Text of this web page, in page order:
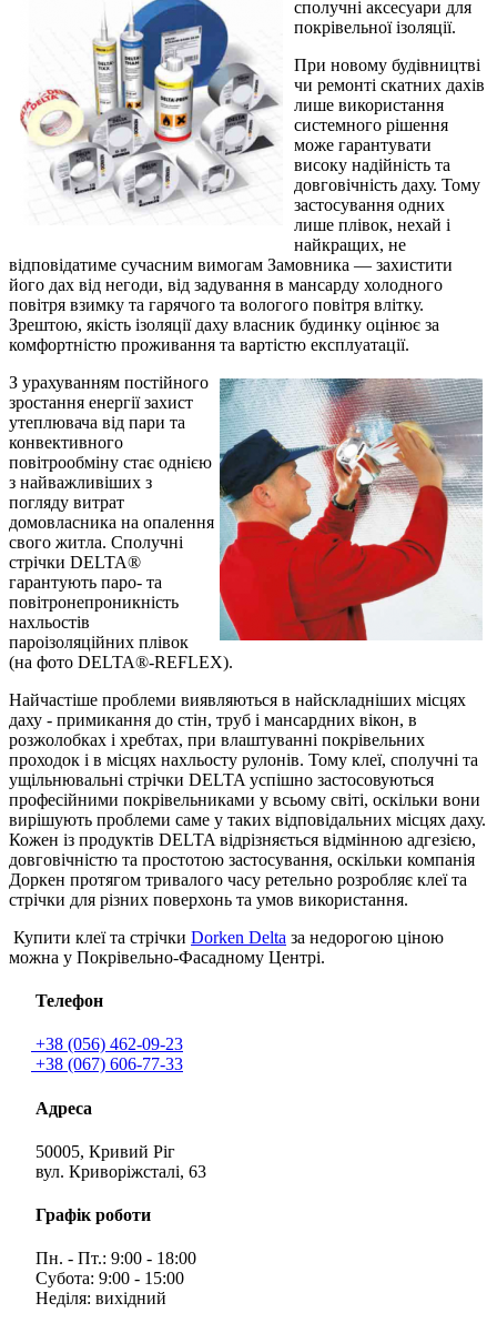
сполучні аксесуари для
покрівельної ізоляції.
При новому будівництві
чи ремонті скатних дахів
лише використання
системного рішення
може гарантувати
високу надійність та
довговічність даху. Тому
застосування одних
лише плівок, нехай і
найкращих, не
відповідатиме сучасним вимогам Замовника — захистити
його дах від негоди, від задування в мансарду холодного
повітря взимку та гарячого та вологого повітря влітку.
Зрештою, якість ізоляції даху власник будинку оцінює за
комфортністю проживання та вартістю експлуатації.
З урахуванням постійного
зростання енергії захист
утеплювача від пари та
конвективного
повітрообміну стає однією
з найважливіших з
погляду витрат
домовласника на опалення
свого житла. Сполучні
стрічки DELTA®
гарантують паро- та
повітронепроникність
нахльостів
пароізоляційних плівок
(на фото DELTA®-REFLEX).
Найчастіше проблеми виявляються в найскладніших місцях
даху - примикання до стін, труб і мансардних вікон, в
розжолобках і хребтах, при влаштуванні покрівельних
проходок і в місцях нахльосту рулонів. Тому клеї, сполучні та
ущільнювальні стрічки DELTA успішно застосовуються
професійними покрівельниками у всьому світі, оскільки вони
вирішують проблеми саме у таких відповідальних місцях даху.
Кожен із продуктів DELTA відрізняється відмінною адгезією,
довговічністю та простотою застосування, оскільки компанія
Доркен протягом тривалого часу ретельно розробляє клеї та
стрічки для різних поверхонь та умов використання.
Купити клеї та стрічки Dorken Delta за недорогою ціною
можна у Покрівельно-Фасадному Центрі.
Телефон
+38 (056) 462-09-23
+38 (067) 606-77-33
Адреса
50005, Кривий Ріг
вул. Криворіжсталі, 63
Графік роботи
Пн. - Пт.: 9:00 - 18:00
Субота: 9:00 - 15:00
Неділя: вихідний